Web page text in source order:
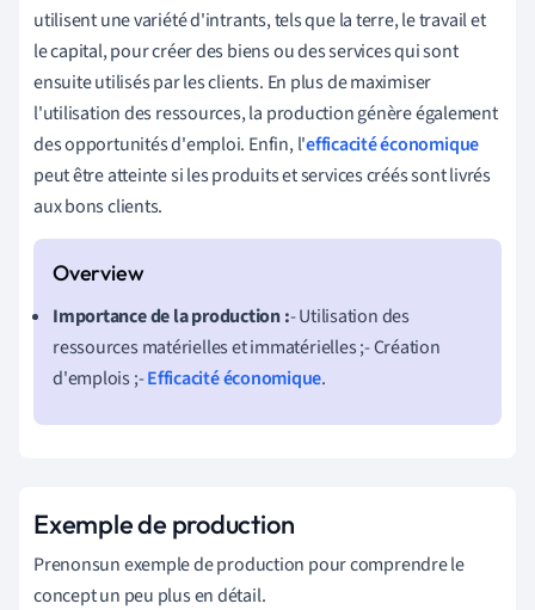
utilisent une variété d'intrants, tels que la terre, le travail et
le capital, pour créer des biens ou des services qui sont
ensuite utilisés par les clients. En plus de maximiser
l'utilisation des ressources, la production génère également
des opportunités d'emploi. Enfin, l'efficacité économique
peut être atteinte si les produits et services créés sont livrés
aux bons clients.
Importance de la production :- Utilisation des
ressources matérielles et immatérielles ;- Création
d'emplois ;-Efficacité économique.
Exemple de production
Prenonsun exemple de production pour comprendre le
concept un peu plus en détail.